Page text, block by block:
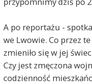
A po reportażu -
we Lwowie. Co przez
zmieniło się w jej
Czy jest zmęczona
codzienność